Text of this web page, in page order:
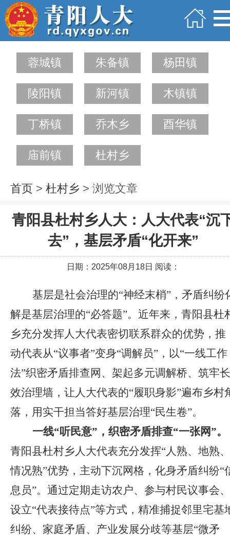
蓉城镇 朱备镇 杨田镇
陵阳镇 新河镇 木镇镇
丁桥镇 乔木乡 酉华镇
庙前镇 杜村乡
首页 > 杜村乡 > 浏览文章
青阳县杜村乡人大：人大代表“沉
去”，基层矛盾“化开来”
日期：2025年08月18日 阅读：
基层是社会治理的“神经末梢”，矛盾纠纷
解是基层治理的“必答题”。近年来，青阳县杜
乡充分发挥人大代表密切联系群众的优势，推
动代表从“议事者”变身“调解员”，以“一线工作
法”织密矛盾排查网、架起多元调解桥、筑牢长
效治理墙，让人大代表的“履职身影”遍布乡村
落，用实干担当答好基层治理“民生卷”。
一线“听民意”，织密矛盾排查“一张网”。
青阳县杜村乡人大代表充分发挥“人熟、地熟、
情况熟”优势，主动下沉网格，化身矛盾纠纷“
息员”。通过定期走访农户、参与村民议事会、
设立“代表接待点”等方式，精准捕捉邻里宅基
纠纷、家庭矛盾、产业发展分歧等基层“微矛